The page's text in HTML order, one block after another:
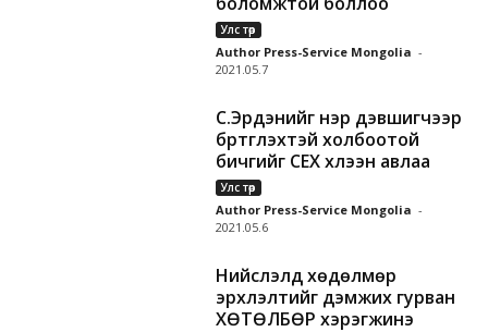
Улс төр
Author Press-Service Mongolia -
2021.05.7
С.Эрдэнийг нэр дэвшигчээр
бүртгүүлэхтэй холбоотой
бичгийг СЕХ хүлээн авлаа
Улс төр
Author Press-Service Mongolia -
2021.05.6
Нийслэлд хөдөлмөр
эрхлэлтийг дэмжих гурван
ХӨТӨЛБӨР хэрэгжинэ